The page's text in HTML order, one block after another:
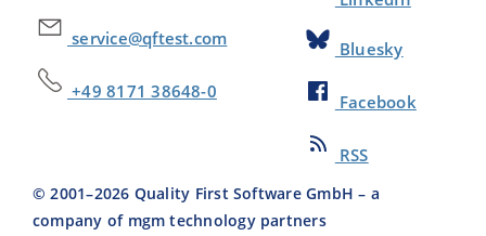
service@qftest.com
+49 8171 38648-0
Bluesky
Facebook
RSS
© 2001–2026 Quality First Software GmbH – a
company of mgm technology partners